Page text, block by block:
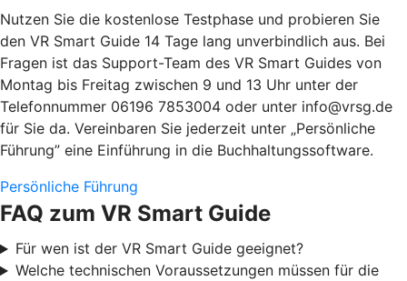
Nutzen Sie die kostenlose Testphase und probieren Sie
den VR Smart Guide 14 Tage lang unverbindlich aus. Bei
Fragen ist das Support-Team des VR Smart Guides von
Montag bis Freitag zwischen 9 und 13 Uhr unter der
Telefonnummer 06196 7853004 oder unter info@vrsg.de
für Sie da. Vereinbaren Sie jederzeit unter „Persönliche
Führung” eine Einführung in die Buchhaltungssoftware.
Persönliche Führung
FAQ zum VR Smart Guide
Für wen ist der VR Smart Guide geeignet?
Welche technischen Voraussetzungen müssen für die